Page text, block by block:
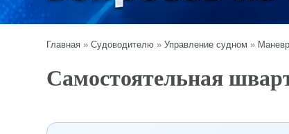
Главная »Судоводителю »Управление судном »
Самостоятельная